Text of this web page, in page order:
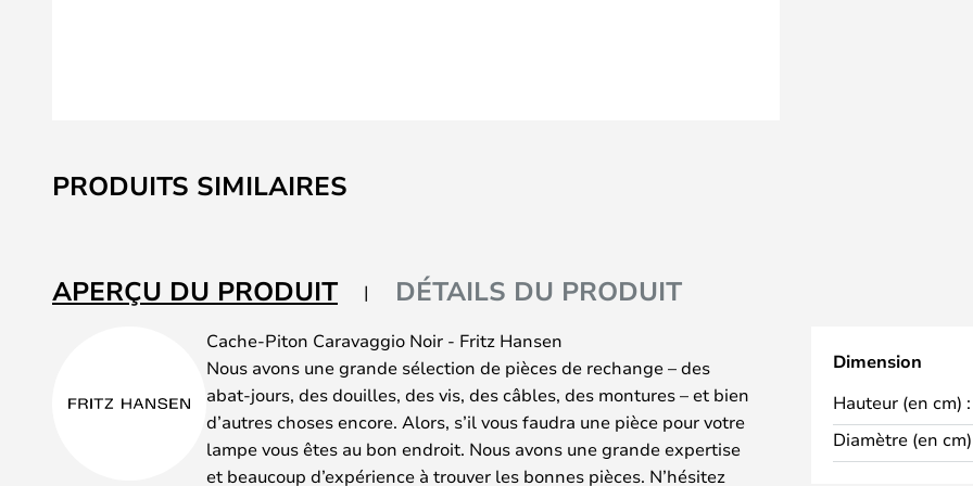
the
the
images
PRODUITS SIMILAIRES
APERÇU DU PRODUIT DÉTAILS DU PRODUIT
Cache-Piton Caravaggio Noir - Fritz Hansen
Nous avons une grande sélection de pièces de rechange – des
abat-jours, des douilles, des vis, des câbles, des montures – et bien
d’autres choses encore. Alors, s’il vous faudra une pièce pour votre
lampe vous êtes au bon endroit. Nous avons une grande expertise
et beaucoup d’expérience à trouver les bonnes pièces. N’hésitez
Dimension
Hauteur (en cm) :
Diamètre (en